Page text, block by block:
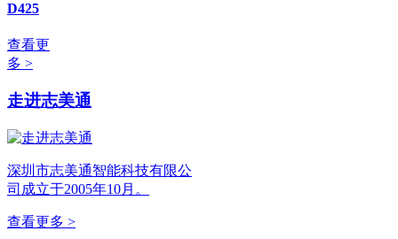
D425
查看更
多 >
走进志美通
深圳市志美通智能科技有限公
司成立于2005年10月。
查看更多 >